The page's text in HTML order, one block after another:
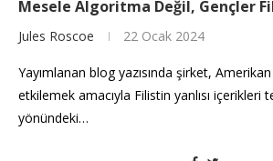
Mesele Algoritma Değil, Gençler
Jules Roscoe 22 Ocak 2024
Yayımlanan blog yazısında şirket,
etkilemek amacıyla Filistin yanlısı içerikleri
yönündeki…